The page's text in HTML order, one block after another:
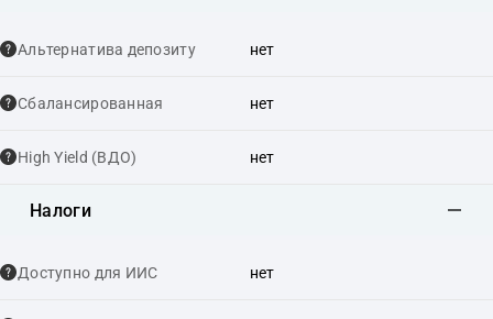
Альтернатива депозиту нет
Сбалансированная нет
High Yield (ВДО) нет
Налоги
Доступно для ИИС нет